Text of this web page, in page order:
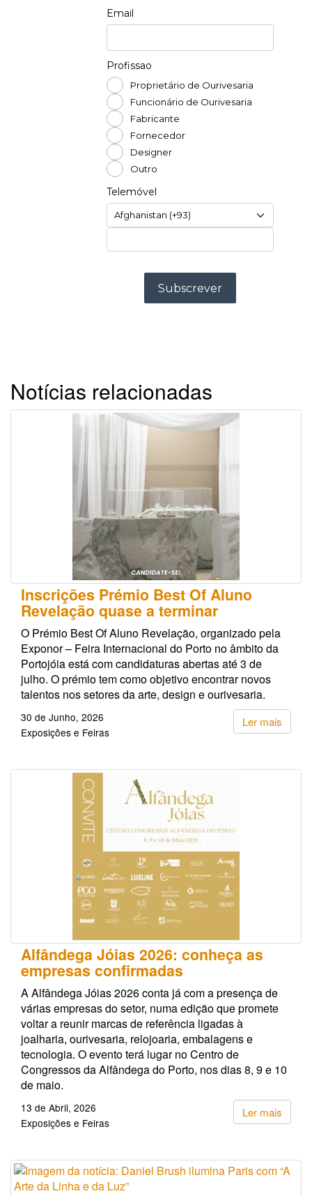
Notícias relacionadas
Inscrições Prémio Best Of Aluno
Revelação quase a terminar
O Prémio Best Of Aluno Revelação, organizado pela
Exponor – Feira Internacional do Porto no âmbito da
Portojóia está com candidaturas abertas até 3 de
julho. O prémio tem como objetivo encontrar novos
talentos nos setores da arte, design e ourivesaria.
Ler mais
30 de Junho, 2026
Exposições e Feiras
Alfândega Jóias 2026: conheça as
empresas confirmadas
A Alfândega Jóias 2026 conta já com a presença de
várias empresas do setor, numa edição que promete
voltar a reunir marcas de referência ligadas à
joalharia, ourivesaria, relojoaria, embalagens e
tecnologia. O evento terá lugar no Centro de
Congressos da Alfândega do Porto, nos dias 8, 9 e 10
de maio.
Ler mais
13 de Abril, 2026
Exposições e Feiras